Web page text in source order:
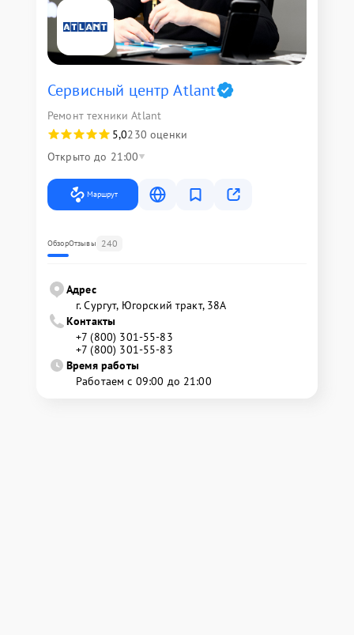
Сервисный центр Atlant
Ремонт техники Atlant
5,0230 оценки
Открыто до 21:00
Маршрут
ОбзорОтзывы 240
Адрес
г. Сургут, Югорский тракт, 38А
Контакты
+7 (800) 301-55-83
+7 (800) 301-55-83
Время работы
Работаем с 09:00 до 21:00